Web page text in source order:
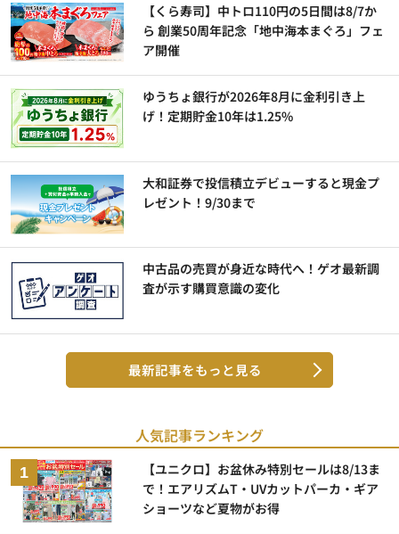
【くら寿司】中トロ110円の5日間は8/7か
ら 創業50周年記念「地中海本まぐろ」フェ
ア開催
ゆうちょ銀行が2026年8月に金利引き上
げ！定期貯金10年は1.25%
大和証券で投信積立デビューすると現金プ
レゼント！9/30まで
中古品の売買が身近な時代へ！ゲオ最新調
査が示す購買意識の変化
最新記事をもっと見る
人気記事ランキング
【ユニクロ】お盆休み特別セールは8/13ま
で！エアリズムT・UVカットパーカ・ギア
ショーツなど夏物がお得